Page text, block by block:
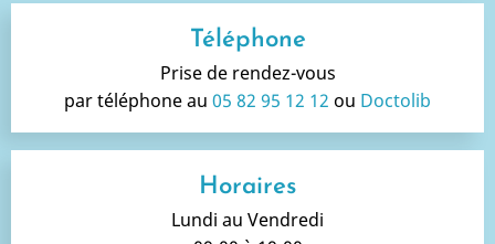
Téléphone
Prise de rendez-vous
par téléphone au 05 82 95 12 12 ou Doctolib
Horaires
Lundi au Vendredi